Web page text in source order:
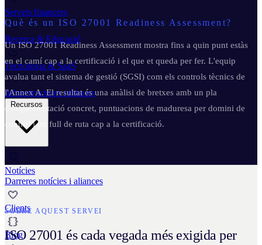
Serveis financers
Recerca & Educació
Tecnologia & SaaS
Infraestructures crítiques
Notícies
Darreres notícies i aliances
Clients
Blog
Què és un ISO 27001 Readiness Assessment?
Un ISO 27001 Readiness Assessment mostra fins a quin punt estàs
en el camí cap a la certificació i el que et queda per fer. L'equip
avalua tant el sistema de gestió (SGSI) com els controls tècnics de
l'Annex A. El resultat és una anàlisi de bretxes amb un pla
d'implementació concret, puntuacions de maduresa per domini de
control i un full de ruta cap a la certificació.
SOBRE AQUEST SERVEI
ISO 27001 és cada vegada més exigida per